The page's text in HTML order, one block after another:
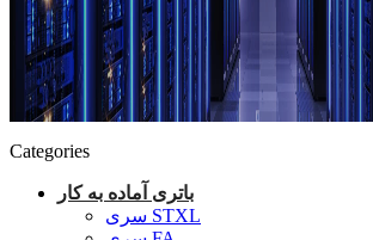
Categories
باتری آماده به کار
سری STXL